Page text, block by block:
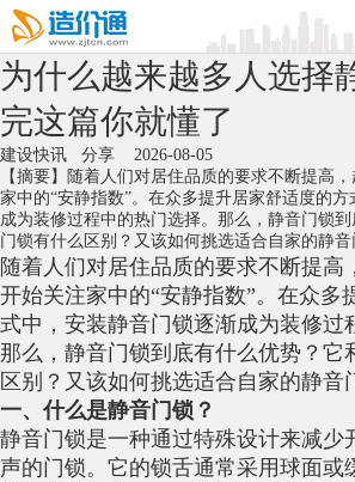
为什么越来越多人选择
完这篇你就懂了
建设快讯 分享 2026-08-05
【摘要】随着人们对居住品质的要求不断提高
家中的“安静指数”。在众多提升居家舒适度的
成为装修过程中的热门选择。那么，静音门锁
门锁有什么区别？又该如何挑选适合自家的静音
随着人们对居住品质的要求不断提高
开始关注家中的“安静指数”。在众多
式中，安装静音门锁逐渐成为装修过
那么，静音门锁到底有什么优势？它
区别？又该如何挑选适合自家的静音
一、什么是静音门锁？
静音门锁是一种通过特殊设计来减少
声的门锁。它的锁舌通常采用球面或